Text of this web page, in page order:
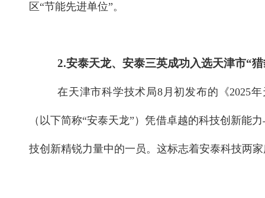
区“节能先进单位”。
2.安泰天龙、安泰三英成功入选天津市“
在天津市科学技术局8月初发布的《2025
（以下简称“安泰天龙”）凭借卓越的科技创新能
技创新精锐力量中的一员。这标志着安泰科技两